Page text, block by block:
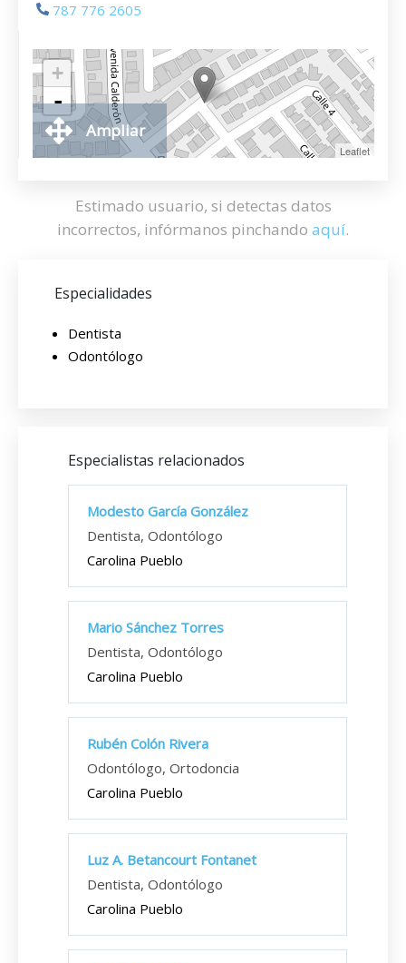
787 776 2605
+
-
Leaflet
Ampliar
Estimado usuario, si detectas datos
incorrectos, infórmanos pinchando aquí.
Especialidades
Dentista
Odontólogo
Especialistas relacionados
Modesto García González
Dentista, Odontólogo
Carolina Pueblo
Mario Sánchez Torres
Dentista, Odontólogo
Carolina Pueblo
Rubén Colón Rivera
Odontólogo, Ortodoncia
Carolina Pueblo
Luz A. Betancourt Fontanet
Dentista, Odontólogo
Carolina Pueblo